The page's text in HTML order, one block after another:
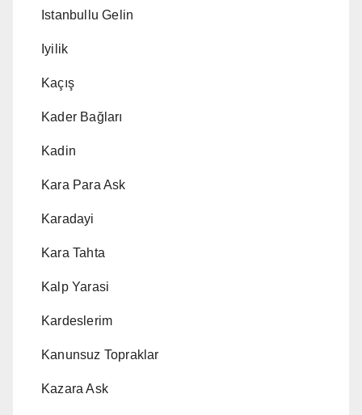
Istanbullu Gelin
Iyilik
Kaçış
Kader Bağları
Kadin
Kara Para Ask
Karadayi
Kara Tahta
Kalp Yarasi
Kardeslerim
Kanunsuz Topraklar
Kazara Ask